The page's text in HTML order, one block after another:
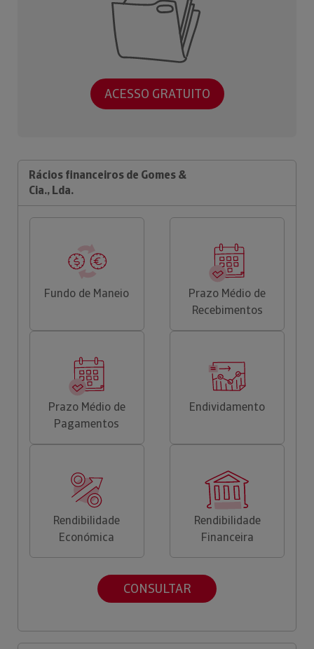
ACESSO GRATUITO
Rácios financeiros de Gomes &
Cia., Lda.
Fundo de Maneio
Prazo Médio de
Recebimentos
Prazo Médio de
Pagamentos
Endividamento
Rendibilidade
Económica
Rendibilidade
Financeira
CONSULTAR